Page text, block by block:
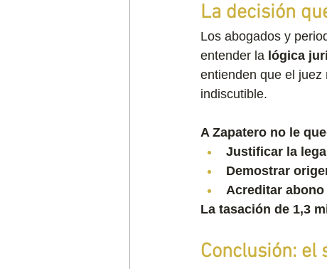
La decisión
Los abogados y
entender la lógica
entienden que el
indiscutible.
A Zapatero no le
Justificar la
Demostrar
Acreditar
La tasación de 1,3
Conclusión: